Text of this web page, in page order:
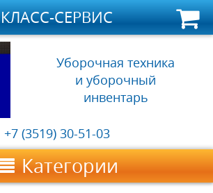
КЛАСС-СЕРВИС
Уборочная техника
и уборочный
инвентарь
+7 (3519) 30-51-03
Категории